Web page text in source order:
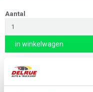
Aantal
in winkelwagen
5 LEDs / 5 meter kabel / 10-30V